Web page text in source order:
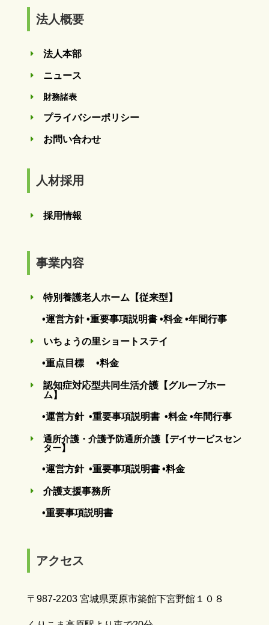
法人概要
E 法人本部
E ニュース
E 財務諸表
E プライバシーポリシー
E お問い合わせ
人材採用
E 採用情報
事業内容
E 特別養護老人ホーム【従来型】
•運営方針 •重要事項説明書 •料金 •年間行事
E いちょうの里ショートステイ
•重点目標 •料金
E
認知症対応型共同生活介護【グループホー
ム】
•運営方針 •重要事項説明書 •料金 •年間行事
E
通所介護・介護予防通所介護【デイサービスセン
ター】
•運営方針 •重要事項説明書 •料金
E 介護支援事務所
•重要事項説明書
アクセス
〒987-2203 宮城県栗原市築館下宮野館１０８